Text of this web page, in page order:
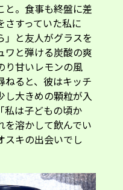
と。食事も終盤に差
さすっていた私に
」と友人がグラスを
ワと弾ける炭酸の爽
り甘いレモンの風
ねると、彼はキッチ
し大きめの顆粒が入
私は子どもの頃か
を溶かして飲んでい
スキの出会いでし